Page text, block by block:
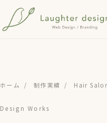
メインコンテンツへスキップ
ホーム / 制作実績 / Hair
Design Works